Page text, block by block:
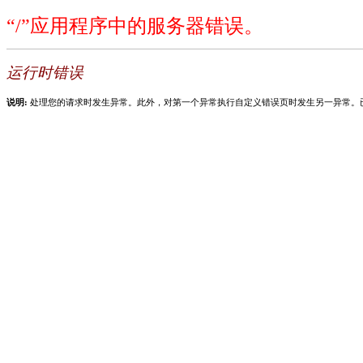
“/”应用程序中的服务器错误。
运行时错误
说明: 处理您的请求时发生异常。此外，对第一个异常执行自定义错误页时发生另一异常。